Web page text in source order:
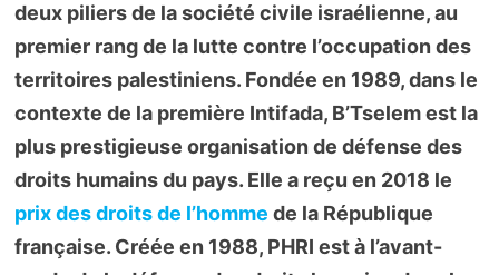
deux piliers de la société civile israélienne, au
premier rang de la lutte contre l’occupation des
territoires palestiniens. Fondée en 1989, dans le
contexte de la première Intifada, B’Tselem est la
plus prestigieuse organisation de défense des
droits humains du pays. Elle a reçu en 2018 le
prix des droits de l’homme de la République
française. Créée en 1988, PHRI est à l’avant-